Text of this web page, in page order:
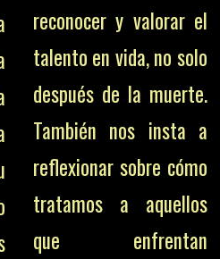
reconocer y valorar el
talento en vida, no solo
después de la muerte.
También nos insta a
reflexionar sobre cómo
tratamos a aquellos
que enfrentan